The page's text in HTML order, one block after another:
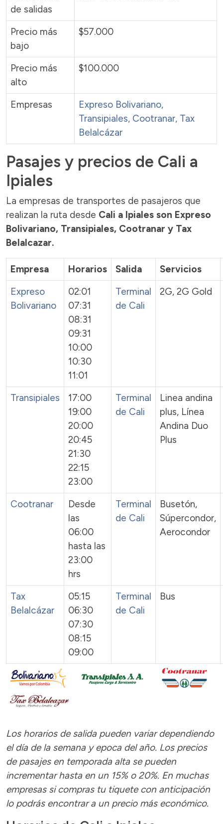
de salidas
Precio más
bajo
$57.000
Precio más
alto
$100.000
Empresas
Expreso Bolivariano,
Transipiales, Cootranar, Tax
Belalcázar
Pasajes y precios de Cali a
Ipiales
La empresas de transportes de pasajeros que
realizan la ruta desde Cali a Ipiales son Expreso
Bolivariano, Transipiales, Cootranar y Tax
Belalcazar.
Empresa Horarios Salida
Servicios
Expreso
Bolivariano
02:01
07:31
08:31
09:31
10:00
10:30
11:01
Terminal
de Cali
2G, 2G Gold
Transipiales
17:00
19:00
20:00
20:45
21:30
22:15
23:00
Terminal
de Cali
Linea andina
plus, Línea
Andina Duo
Plus
Cootranar
Desde
las
06:00
hasta las
23:00
hrs
Terminal
de Cali
Busetón,
Súpercondor,
Aerocondor
Tax
Belalcázar
05:15
06:30
07:30
08:15
09:00
Terminal
de Cali
Bus
Los horarios de salida pueden variar dependiendo
el día de la semana y epoca del año. Los precios
de pasajes en temporada alta se pueden
incrementar hasta en un 15% o 20%. En muchas
empresas si compras tu tiquete con anticipación
lo podrás encontrar a un precio más económico.